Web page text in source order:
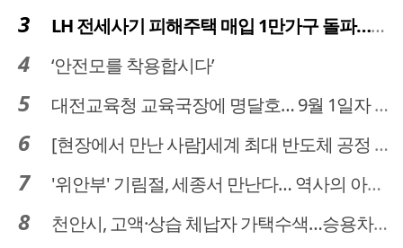
LH 전세사기 피해주택 매입 1만가구 돌파…피해 인정도 4만건 넘어
‘안전모를 착용합시다’
대전교육청 교육국장에 명달호… 9월 1일자 181명 인사
[현장에서 만난 사람]세계 최대 반도체 공정 장비 제조 기업 ASML 한종호 매니저
'위안부' 기림절, 세종서 만난다… 역사의 아픔 치유, '평화의 장'
천안시, 고액·상습 체납자 가택수색…승용차 압류·공매 착수